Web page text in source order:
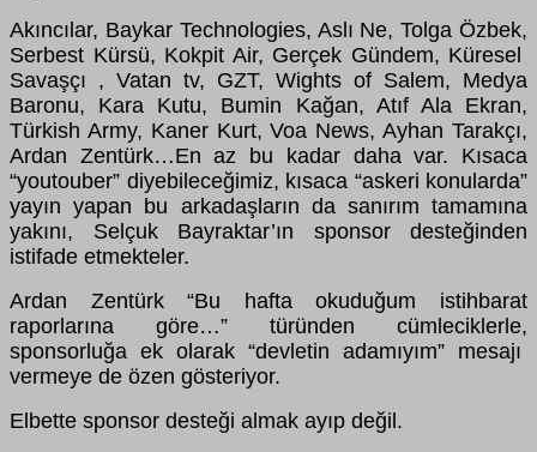
Akıncılar, Baykar Technologies, Aslı Ne, Tolga Özbek,
Serbest Kürsü, Kokpit Air, Gerçek Gündem, Küresel
Savaşçı , Vatan tv, GZT, Wights of Salem, Medya
Baronu, Kara Kutu, Bumin Kağan, Atıf Ala Ekran,
Türkish Army, Kaner Kurt, Voa News, Ayhan Tarakçı,
Ardan Zentürk…En az bu kadar daha var. Kısaca
“youtouber” diyebileceğimiz, kısaca “askeri konularda”
yayın yapan bu arkadaşların da sanırım tamamına
yakını, Selçuk Bayraktar’ın sponsor desteğinden
istifade etmekteler.
Ardan Zentürk “Bu hafta okuduğum istihbarat
raporlarına göre…” türünden cümleciklerle,
sponsorluğa ek olarak “devletin adamıyım” mesajı
vermeye de özen gösteriyor.
Elbette sponsor desteği almak ayıp değil.